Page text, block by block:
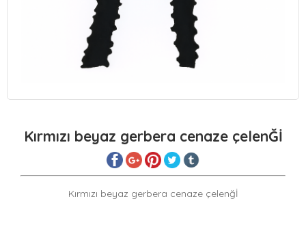
Kırmızı beyaz gerbera cenaze çelenĞİ
Kırmızı beyaz gerbera cenaze çelenğİ